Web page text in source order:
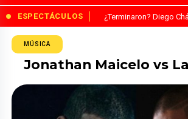
ESPECTÁCULOS ¿Terminaron? Diego
MÚSICA
Jonathan Maicelo vs